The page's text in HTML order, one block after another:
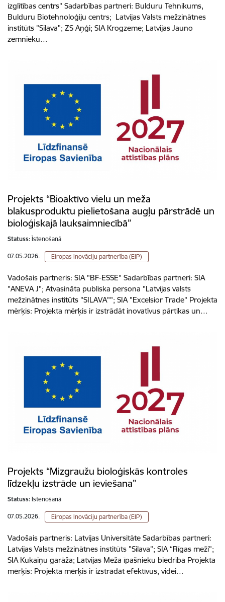
izglītības centrs" Sadarbības partneri: Bulduru Tehnikums,
Bulduru Biotehnoloģiju centrs; Latvijas Valsts mežzinātnes
institūts "Silava"; ZS Aņģi; SIA Krogzeme; Latvijas Jauno
zemnieku…
Projekts “Bioaktīvo vielu un meža
blakusproduktu pielietošana augļu pārstrādē un
bioloģiskajā lauksaimniecībā”
Statuss: Īstenošanā
07.05.2026. Eiropas Inovāciju partnerība (EIP)
Vadošais partneris: SIA "BF-ESSE" Sadarbības partneri: SIA
"ANEVA J"; Atvasināta publiska persona "Latvijas valsts
mežzinātnes institūts "SILAVA""; SIA "Excelsior Trade" Projekta
mērķis: Projekta mērķis ir izstrādāt inovatīvus pārtikas un…
Projekts “Mizgraužu bioloģiskās kontroles
līdzekļu izstrāde un ieviešana”
Statuss: Īstenošanā
07.05.2026. Eiropas Inovāciju partnerība (EIP)
Vadošais partneris: Latvijas Universitāte Sadarbības partneri:
Latvijas Valsts mežzinātnes institūts "Silava"; SIA “Rīgas meži”;
SIA Kukaiņu garāža; Latvijas Meža īpašnieku biedrība Projekta
mērķis: Projekta mērķis ir izstrādāt efektīvus, videi…